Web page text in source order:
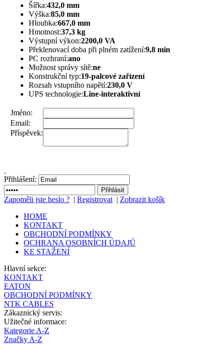
Šířka:432,0 mm
Výška:85,0 mm
Hloubka:667,0 mm
Hmotnost:37,3 kg
Výstupní výkon:2200,0 VA
Překlenovací doba při plném zatížení:9,8 min
PC rozhraní:ano
Možnost správy sítě:ne
Konstrukční typ:19-palcové zařízení
Rozsah vstupního napětí:230,0 V
UPS technologie:Line-interaktivní
Jméno:
Email:
Příspěvek:
Přihlášení:
Zapoměli jste heslo ? | Registrovat | Zobrazit košík
HOME
KONTAKT
OBCHODNÍ PODMÍNKY
OCHRANA OSOBNÍCH ÚDAJŮ
KE STAŽENÍ
Hlavní sekce:
KONTAKT
EATON
OBCHODNÍ PODMÍNKY
NTK CABLES
Zákaznický servis:
Užitečné informace:
Kategorie A-Z
Značky A-Z